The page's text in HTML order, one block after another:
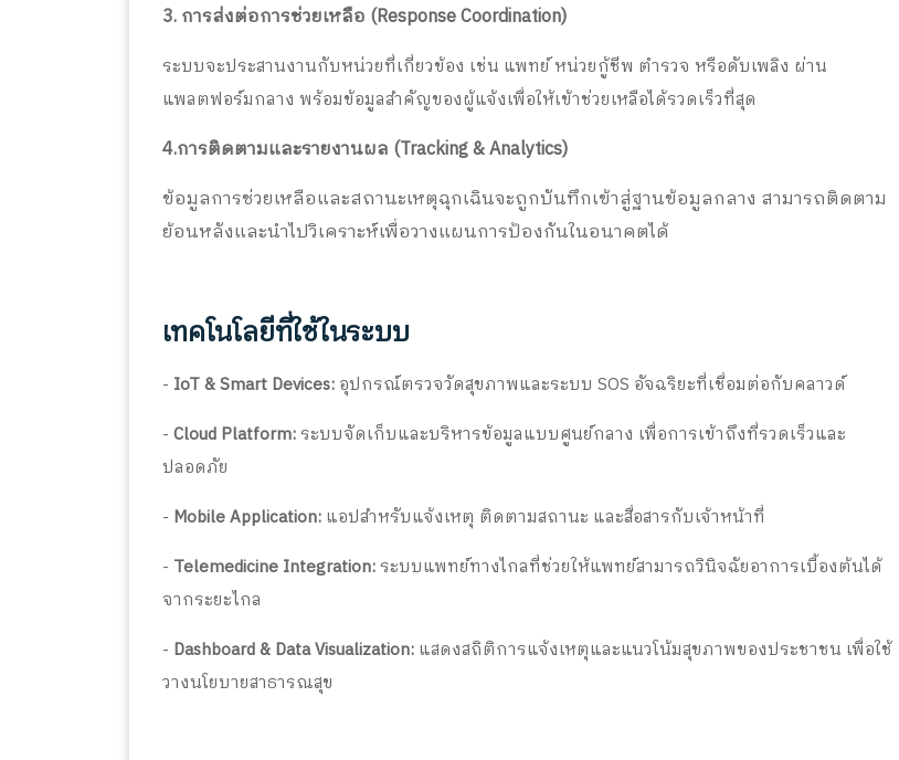
3. การส่งต่อการช่วยเหลือ (Response Coordination)
ระบบจะประสานงานกับหน่วยที่เกี่ยวข้อง เช่น แพทย์ หน่วยกู้ชีพ ตำรวจ หรือดับเพลิง ผ่าน
แพลตฟอร์มกลาง พร้อมข้อมูลสำคัญของผู้แจ้งเพื่อให้เข้าช่วยเหลือได้รวดเร็วที่สุด
4.การติดตามและรายงานผล (Tracking & Analytics)
ข้อมูลการช่วยเหลือและสถานะเหตุฉุกเฉินจะถูกบันทึกเข้าสู่ฐานข้อมูลกลาง สามารถติดตาม
ย้อนหลังและนำไปวิเคราะห์เพื่อวางแผนการป้องกันในอนาคตได้
เทคโนโลยีที่ใช้ในระบบ
- IoT & Smart Devices: อุปกรณ์ตรวจวัดสุขภาพและระบบ SOS อัจฉริยะที่เชื่อมต่อกับคลาวด์
- Cloud Platform:ระบบจัดเก็บและบริหารข้อมูลแบบศูนย์กลาง เพื่อการเข้าถึงที่รวดเร็วและ
ปลอดภัย
- Mobile Application: แอปสำหรับแจ้งเหตุ ติดตามสถานะ และสื่อสารกับเจ้าหน้าที่
- Telemedicine Integration:ระบบแพทย์ทางไกลที่ช่วยให้แพทย์สามารถวินิจฉัยอาการเบื้องต้นได้
จากระยะไกล
- Dashboard & Data Visualization: แสดงสถิติการแจ้งเหตุและแนวโน้มสุขภาพของประชาชน เพื่อใช้
วางนโยบายสาธารณสุข